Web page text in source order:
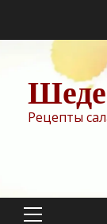
содержимому
Рецепты